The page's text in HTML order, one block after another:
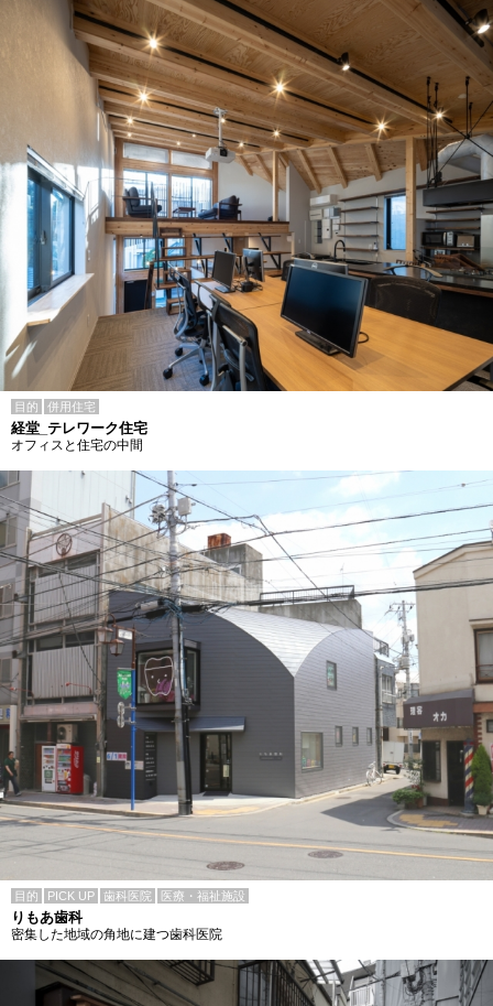
目的 併用住宅
経堂_テレワーク住宅
オフィスと住宅の中間
目的 PICK UP 歯科医院 医療・福祉施設
りもあ歯科
密集した地域の角地に建つ歯科医院